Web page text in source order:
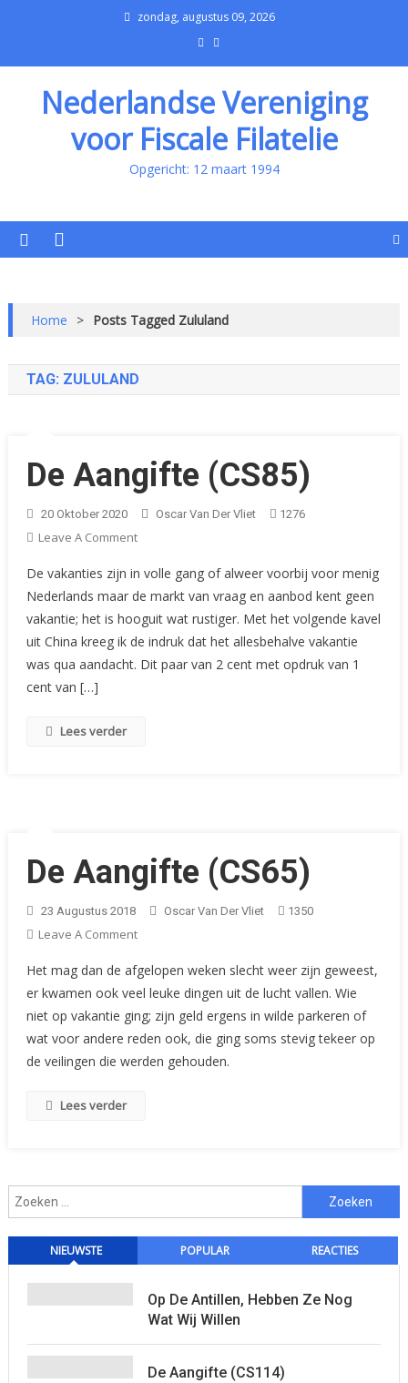
zondag, augustus 09, 2026
Nederlandse Vereniging
voor Fiscale Filatelie
Opgericht: 12 maart 1994
Home > Posts Tagged Zululand
TAG: ZULULAND
De Aangifte (CS85)
20 Oktober 2020 Oscar Van Der Vliet 1276
Leave A CommentOn
Aangifte
(CS85)
De vakanties zijn in volle gang of alweer voorbij voor menig
Nederlands maar de markt van vraag en aanbod kent geen
vakantie; het is hooguit wat rustiger. Met het volgende kavel
uit China kreeg ik de indruk dat het allesbehalve vakantie
was qua aandacht. Dit paar van 2 cent met opdruk van 1
cent van […]
Lees verder
De Aangifte (CS65)
23 Augustus 2018 Oscar Van Der Vliet 1350
Leave A CommentOn
Aangifte
(CS65)
Het mag dan de afgelopen weken slecht weer zijn geweest,
er kwamen ook veel leuke dingen uit de lucht vallen. Wie
niet op vakantie ging; zijn geld ergens in wilde parkeren of
wat voor andere reden ook, die ging soms stevig tekeer op
de veilingen die werden gehouden.
Lees verder
Zoeken
naar:
NIEUWSTE POPULAR REACTIES
Op De Antillen, Hebben Ze Nog
Wat Wij Willen
De Aangifte (CS114)